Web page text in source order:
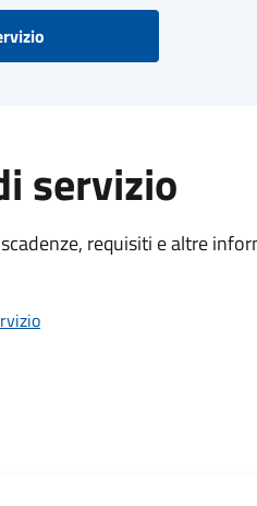
servizio
requisiti e altre